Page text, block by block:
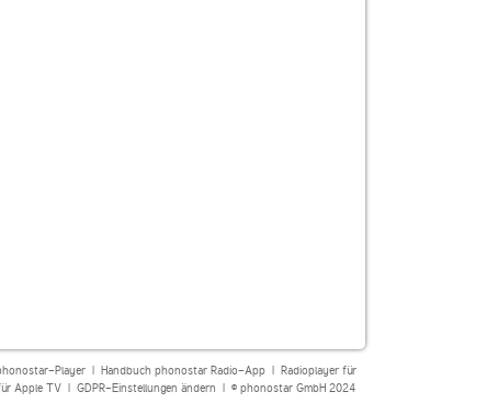
Player| Handbuch phonostar Radio-App| Radioplayer für
Apple TV| GDPR-Einstellungen ändern | © phonostar GmbH 2024